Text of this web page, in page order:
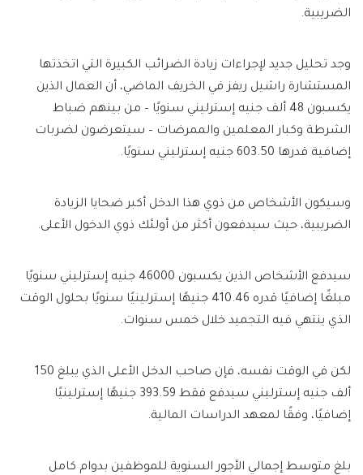
الضريبية.
وجد تحليل جديد لإجراءات زيادة الضرائب الكبيرة التي اتخذتها
المستشارة راشيل ريفز في الخريف الماضي، أن العمال الذين
يكسبون 48 ألف جنيه إسترليني سنويًا – من بينهم ضباط
الشرطة وكبار المعلمين والممرضات – سيتعرضون لضربات
إضافية قدرها 603.50 جنيه إسترليني سنويًا.
وسيكون الأشخاص من ذوي هذا الدخل أكبر ضحايا الزيادة
الضريبية، حيث سيدفعون أكثر من أولئك ذوي الدخول الأعلى.
سيدفع الأشخاص الذين يكسبون 46000 جنيه إسترليني سنويًا
مبلغًا إضافيًا قدره 410.46 جنيهًا إسترلينيًا سنويًا بحلول الوقت
الذي ينتهي فيه التجميد خلال خمس سنوات.
لكن في الوقت نفسه، فإن صاحب الدخل الأعلى الذي يبلغ 150
ألف جنيه إسترليني سيدفع فقط 393.59 جنيهًا إسترلينيًا
إضافيًا، وفقًا لمعهد الدراسات المالية.
بلغ متوسط ​​إجمالي الأجور السنوية للموظفين بدوام كامل